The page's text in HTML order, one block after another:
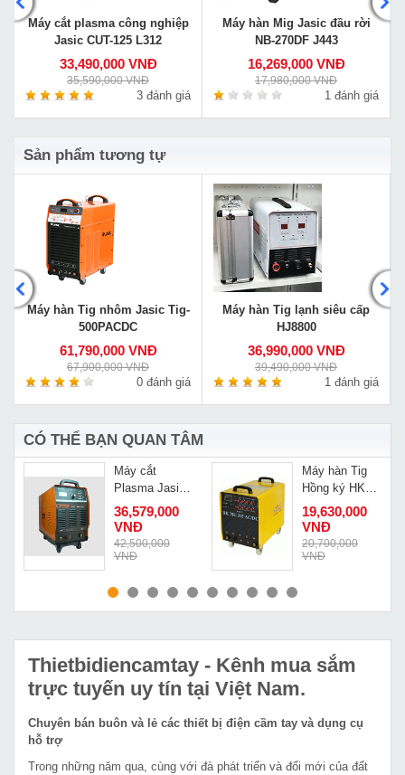
Máy cắt plasma công nghiệp
Jasic CUT-125 L312
33,490,000 VNĐ
35,590,000 VNĐ
3 đánh giá
Máy hàn Mig Jasic đầu rời
NB-270DF J443
16,269,000 VNĐ
17,980,000 VNĐ
1 đánh giá
Sản phẩm tương tự
Máy hàn Tig nhôm Jasic Tig-
500PACDC
61,790,000 VNĐ
67,900,000 VNĐ
0 đánh giá
Máy hàn Tig lạnh siêu cấp
HJ8800
36,990,000 VNĐ
39,490,000 VNĐ
1 đánh giá
CÓ THỂ BẠN QUAN TÂM
MUA NGAY
Máy cắt
Plasma Jasic
CUT 160 J47
36,579,000
VNĐ
42,500,000
VNĐ
MUA NGAY
Máy hàn Tig
Hồng ký HK
TIG 315
AC/DC-380V
19,630,000
VNĐ
20,700,000
VNĐ
Thietbidiencamtay - Kênh mua sắm
trực tuyến uy tín tại Việt Nam.
Chuyên bán buôn và lẻ các thiết bị điện cầm tay và dụng cụ
hỗ trợ
Trong những năm qua, cùng với đà phát triển và đổi mới của đất